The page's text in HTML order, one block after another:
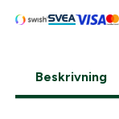
Beskrivning
Postnummer:
sortiment.
E-post adress